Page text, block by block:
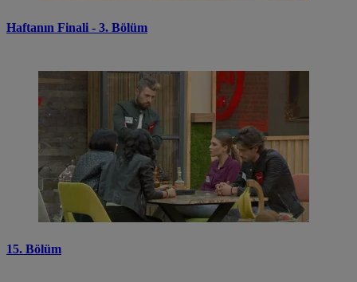
Haftanın Finali - 3. Bölüm
15. Bölüm